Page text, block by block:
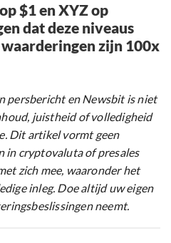
$1 en XYZ op
dat deze niveaus
zijn 100x
persbericht en Newsbit is niet
juistheid of volledigheid
Dit artikel vormt geen
in cryptovaluta of presales
zich mee, waaronder het
inleg. Doe altijd uw eigen
neemt.